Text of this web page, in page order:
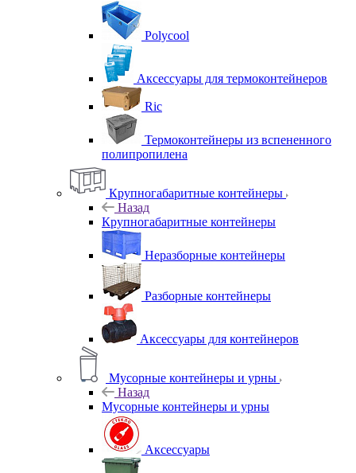
Polycool
Аксессуары для термоконтейнеров
Ric
Термоконтейнеры из вспененного
полипропилена
Крупногабаритные контейнеры
Назад
Крупногабаритные контейнеры
Неразборные контейнеры
Разборные контейнеры
Аксессуары для контейнеров
Мусорные контейнеры и урны
Назад
Мусорные контейнеры и урны
Аксессуары